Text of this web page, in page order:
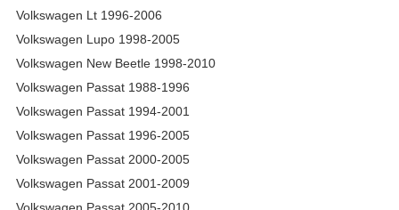
Volkswagen Lt 1996-2006
Volkswagen Lupo 1998-2005
Volkswagen New Beetle 1998-2010
Volkswagen Passat 1988-1996
Volkswagen Passat 1994-2001
Volkswagen Passat 1996-2005
Volkswagen Passat 2000-2005
Volkswagen Passat 2001-2009